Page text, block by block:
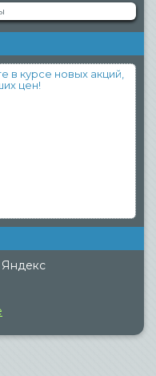
в курсе новых акций,
цен!